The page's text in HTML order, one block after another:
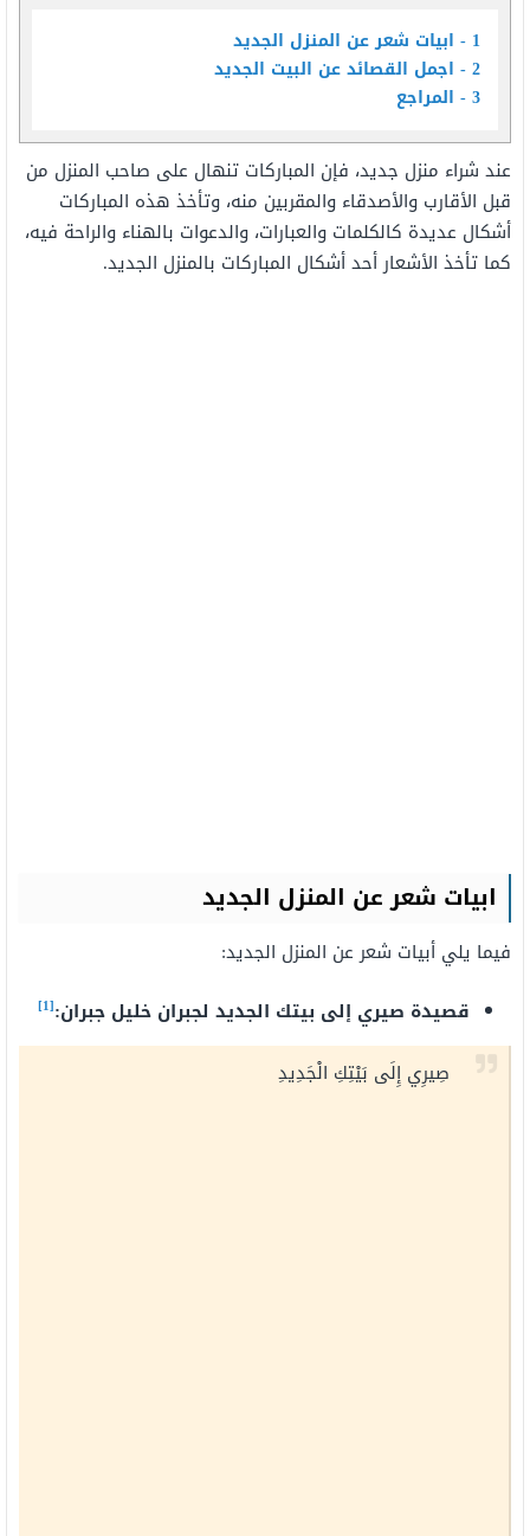
1
ابيات شعر عن المنزل الجديد
2 اجمل القصائد عن البيت الجديد
3 المراجع
عند شراء منزل جديد، فإن المباركات تنهال على صاحب المنزل من
قبل الأقارب والأصدقاء والمقربين منه، وتأخذ هذه المباركات
أشكال عديدة كالكلمات والعبارات، والدعوات بالهناء والراحة فيه،
كما تأخذ الأشعار أحد أشكال المباركات بالمنزل الجديد.
ابيات شعر عن المنزل الجديد
فيما يلي أبيات شعر عن المنزل الجديد:
قصيدة صيري إلى بيتك الجديد لجبران خليل جبران:[1]
صِيرِي إِلَى بَيْتِكِ الْجَدِيدِ